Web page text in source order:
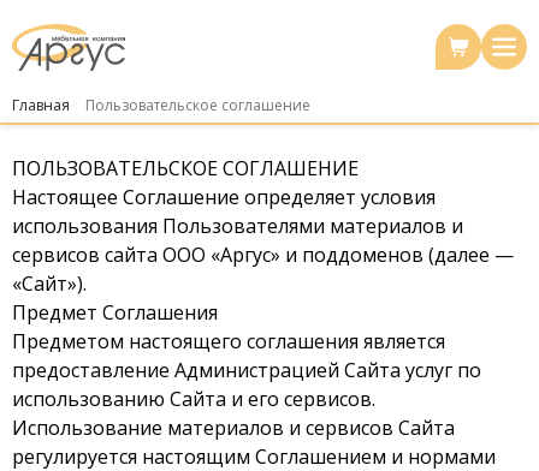
Главная Пользовательское соглашение
ПОЛЬЗОВАТЕЛЬСКОЕ СОГЛАШЕНИЕ
Настоящее Соглашение определяет условия
использования Пользователями материалов и
сервисов сайта ООО «Аргус» и поддоменов (далее —
«Сайт»).
Предмет Соглашения
Предметом настоящего соглашения является
предоставление Администрацией Сайта услуг по
использованию Сайта и его сервисов.
Использование материалов и сервисов Сайта
регулируется настоящим Соглашением и нормами